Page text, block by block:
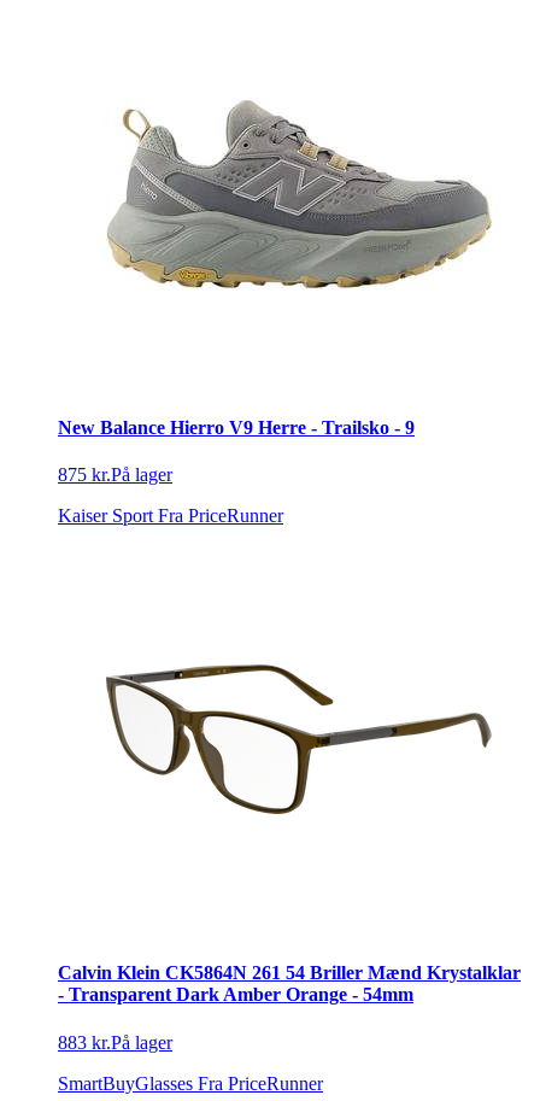
New Balance Hierro V9 Herre - Trailsko - 9
875 kr.På lager
Kaiser Sport Fra PriceRunner
Calvin Klein CK5864N 261 54 Briller Mænd Krystalklar
- Transparent Dark Amber Orange - 54mm
883 kr.På lager
SmartBuyGlasses Fra PriceRunner